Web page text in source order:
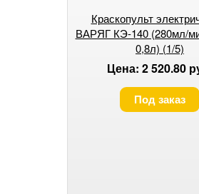
Краскопульт
ВАРЯГ КЭ-140 (280мл/
0,8л) (1/5)
Цена: 2 520.80
Под заказ